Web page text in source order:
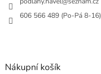
606 566 489 (Po-Pá 8-16)
Nákupní košík